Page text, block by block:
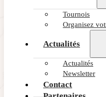
Tournois
Organisez
Actualités
Actualités
Newsletter
Contact